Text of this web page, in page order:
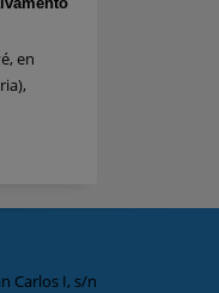
en
Carlos I, s/n